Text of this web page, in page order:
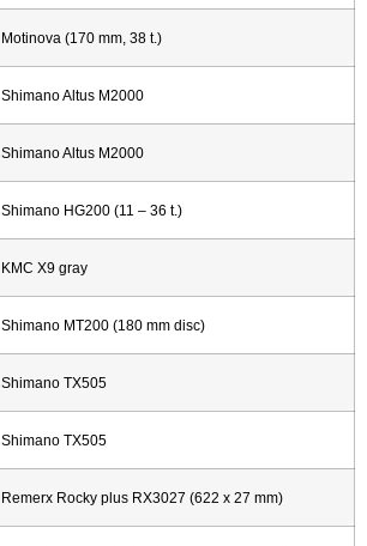
Motinova (170 mm, 38 t.)
Shimano Altus M2000
Shimano Altus M2000
Shimano HG200 (11 – 36 t.)
KMC X9 gray
Shimano MT200 (180 mm disc)
Shimano TX505
Shimano TX505
Remerx Rocky plus RX3027 (622 x 27 mm)